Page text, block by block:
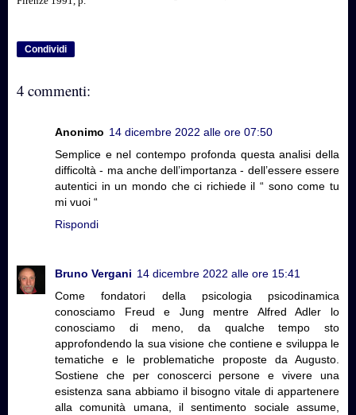
Condividi
4 commenti:
Anonimo 14 dicembre 2022 alle ore 07:50
Semplice e nel contempo profonda questa analisi della
difficoltà - ma anche dell’importanza - dell’essere essere
autentici in un mondo che ci richiede il “ sono come tu
mi vuoi “
Rispondi
Bruno Vergani 14 dicembre 2022 alle ore 15:41
Come fondatori della psicologia psicodinamica
conosciamo Freud e Jung mentre Alfred Adler lo
conosciamo di meno, da qualche tempo sto
approfondendo la sua visione che contiene e sviluppa le
tematiche e le problematiche proposte da Augusto.
Sostiene che per conoscerci persone e vivere una
esistenza sana abbiamo il bisogno vitale di appartenere
alla comunità umana, il sentimento sociale assume,